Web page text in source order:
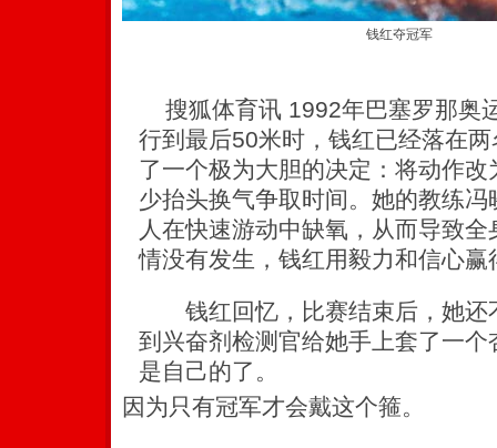
钱红夺冠军
搜狐体育讯 1992年巴塞罗那奥
行到最后50米时，钱红已经落在
了一个极为大胆的决定：将动作
少抬头换气争取时间。她的教练
人在快速游动中缺氧，从而导致
情没有发生，钱红用毅力和信心赢
钱红回忆，比赛结束后，她还
到兴奋剂检测官给她手上套了一
是自己的了。
因为只有冠军才会戴这个箍。